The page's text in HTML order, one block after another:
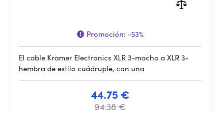
Promoción: -53%
El cable Kramer Electronics XLR 3-macho a XLR 3-
hembra de estilo cuádruple, con una
44.75 €
94.38 €